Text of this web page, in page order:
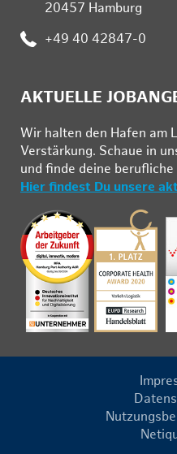
20457 Hamburg
: +49 40 42847-0
AKTUELLE
Wir hal­ten den Ha­fen am
Ver­stär­kung. Schau­e in
und fin­de deine
Hier findest Du unsere